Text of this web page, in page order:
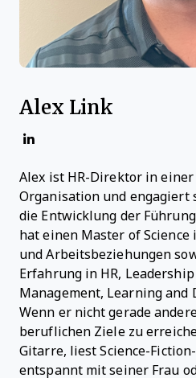
Alex Link
Alex ist HR-Direktor in einer
Organisation und engagiert
die Entwicklung der
hat einen Master of Science
und Arbeitsbeziehungen
Erfahrung in HR,
Management, Learning and
Wenn er nicht gerade
beruflichen Ziele zu
Gitarre, liest Science-
entspannt mit seiner Frau